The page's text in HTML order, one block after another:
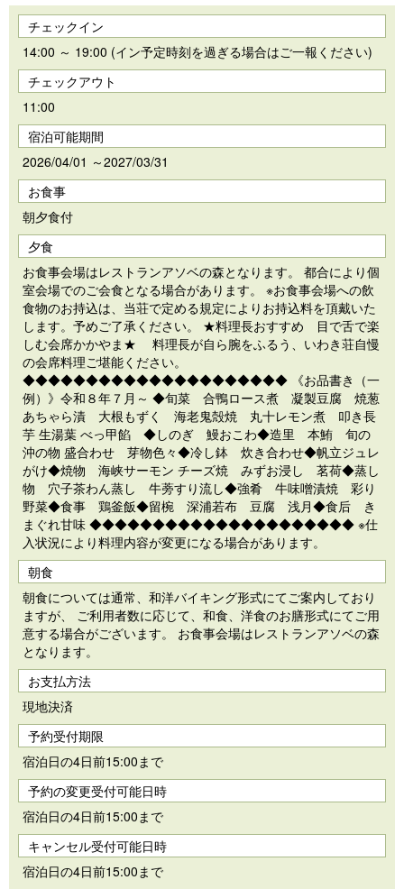
チェックイン
14:00 ～ 19:00 (イン予定時刻を過ぎる場合はご一報ください)
チェックアウト
11:00
宿泊可能期間
2026/04/01 ～2027/03/31
お食事
朝夕食付
夕食
お食事会場はレストランアソベの森となります。 都合により個
室会場でのご会食となる場合があります。 ※お食事会場への飲
食物のお持込は、当荘で定める規定によりお持込料を頂戴いた
します。予めご了承ください。 ★料理長おすすめ 目で舌で楽
しむ会席かかやま★ 料理長が自ら腕をふるう、いわき荘自慢
の会席料理ご堪能ください。
◆◆◆◆◆◆◆◆◆◆◆◆◆◆◆◆◆◆◆◆◆ 《お品書き（一
例）》令和８年７月～ ◆旬菜 合鴨ロース煮 凝製豆腐 焼葱
あちゃら漬 大根もずく 海老鬼殻焼 丸十レモン煮 叩き長
芋 生湯葉 べっ甲餡 ◆しのぎ 鰻おこわ◆造里 本鮪 旬の
沖の物 盛合わせ 芽物色々◆冷し鉢 炊き合わせ◆帆立ジュレ
がけ◆焼物 海峡サーモン チーズ焼 みずお浸し 茗荷◆蒸し
物 穴子茶わん蒸し 牛蒡すり流し◆強肴 牛味噌漬焼 彩り
野菜◆食事 鶏釜飯◆留椀 深浦若布 豆腐 浅月◆食后 き
まぐれ甘味 ◆◆◆◆◆◆◆◆◆◆◆◆◆◆◆◆◆◆◆◆◆ ※仕
入状況により料理内容が変更になる場合があります。
朝食
朝食については通常、和洋バイキング形式にてご案内しており
ますが、 ご利用者数に応じて、和食、洋食のお膳形式にてご用
意する場合がございます。 お食事会場はレストランアソベの森
となります。
お支払方法
現地決済
予約受付期限
宿泊日の4日前15:00まで
予約の変更受付可能日時
宿泊日の4日前15:00まで
キャンセル受付可能日時
宿泊日の4日前15:00まで